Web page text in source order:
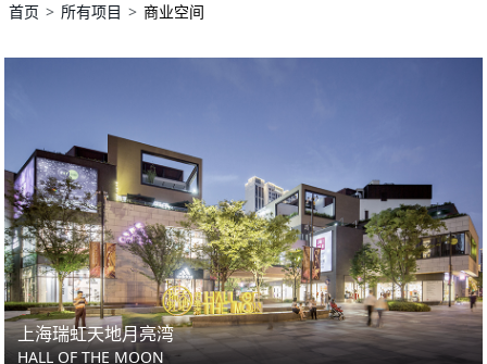
首页 所有项目 商业空间
上海瑞虹天地月亮湾
HALL OF THE MOON